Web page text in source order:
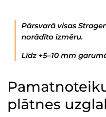
Pārsvarā visas
norādīto izmēru.
Līdz +5–10 mm
plātnes